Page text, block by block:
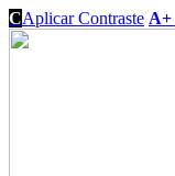
CAplicar Contraste A+